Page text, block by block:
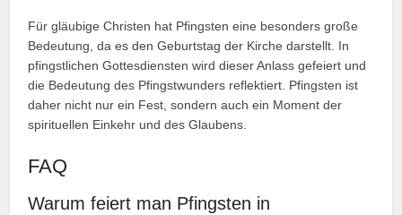
Für gläubige Christen hat Pfingsten eine besonders große
Bedeutung, da es den Geburtstag der Kirche darstellt. In
pfingstlichen Gottesdiensten wird dieser Anlass gefeiert und
die Bedeutung des Pfingstwunders reflektiert. Pfingsten ist
daher nicht nur ein Fest, sondern auch ein Moment der
spirituellen Einkehr und des Glaubens.
FAQ
Warum feiert man Pfingsten in